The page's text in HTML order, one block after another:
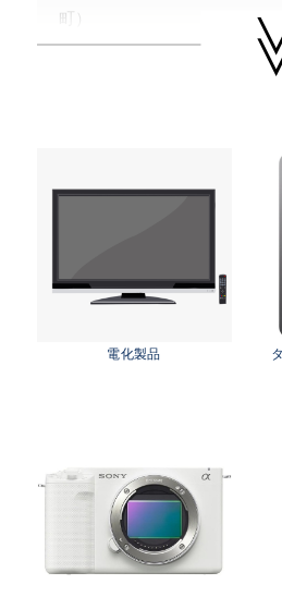
町）
茨城県 県北地区（北茨城市
市・大子町・日立市・常陸大
茨城県 県南地区（石岡市・
浦市・つくば市・阿見町・美
市・龍ヶ崎市・取手市・利根
みらい市・守谷市）
茨城県 県西地区（桜川市・
総市・坂東市・結城市・古
電化製品